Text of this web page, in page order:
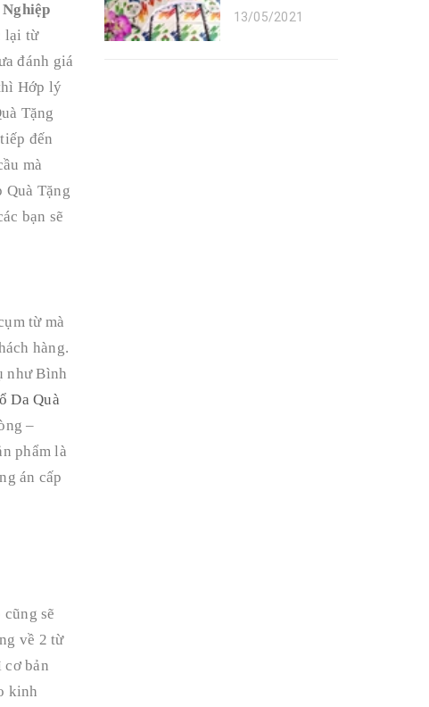
lại từ
đánh giá
Hớp lý
Tặng
đến
mà
Quà Tặng
bạn sẽ
từ mà
hàng.
như Bình
Da Quà
–
phẩm là
án cấp
sẽ
về 2 từ
cơ bản
kinh
Thiếu Nhi
13/05/2021